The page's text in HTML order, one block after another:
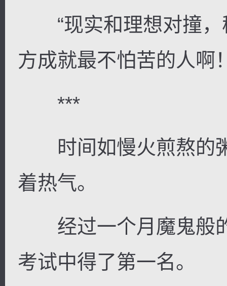
“现实和理想对撞，
方成就最不怕苦的人啊
***
时间如慢火煎熬的
着热气。
经过一个月魔鬼般
考试中得了第一名。